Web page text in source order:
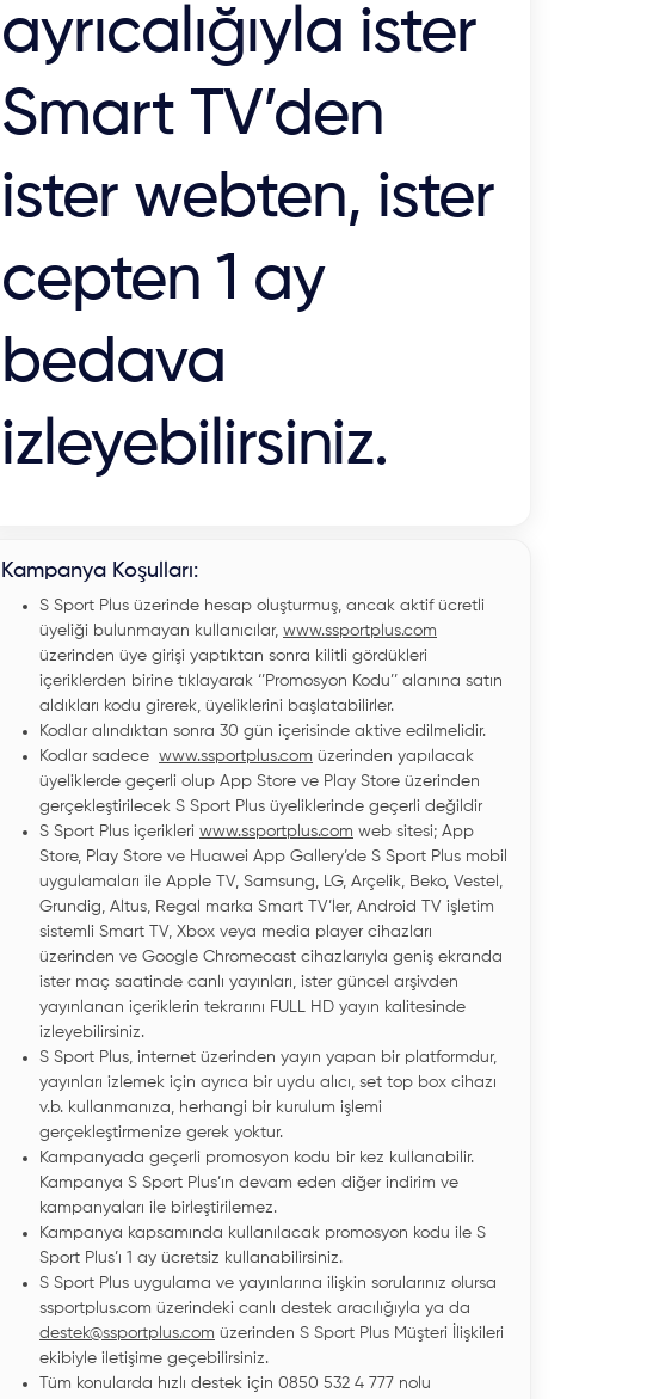
ayrıcalığıyla ister
Smart TV’den
ister webten, ister
cepten 1 ay
bedava
izleyebilirsiniz.
Kampanya Koşulları:
S Sport Plus üzerinde hesap oluşturmuş, ancak aktif ücretli
üyeliği bulunmayan kullanıcılar, www.ssportplus.com
üzerinden üye girişi yaptıktan sonra kilitli gördükleri
içeriklerden birine tıklayarak ‘’Promosyon Kodu’’ alanına satın
aldıkları kodu girerek, üyeliklerini başlatabilirler.
Kodlar alındıktan sonra 30 gün içerisinde aktive edilmelidir.
Kodlar sadece www.ssportplus.com üzerinden yapılacak
üyeliklerde geçerli olup App Store ve Play Store üzerinden
gerçekleştirilecek S Sport Plus üyeliklerinde geçerli değildir
S Sport Plus içerikleri www.ssportplus.com web sitesi; App
Store, Play Store ve Huawei App Gallery’de S Sport Plus mobil
uygulamaları ile Apple TV, Samsung, LG, Arçelik, Beko, Vestel,
Grundig, Altus, Regal marka Smart TV’ler, Android TV işletim
sistemli Smart TV, Xbox veya media player cihazları
üzerinden ve Google Chromecast cihazlarıyla geniş ekranda
ister maç saatinde canlı yayınları, ister güncel arşivden
yayınlanan içeriklerin tekrarını FULL HD yayın kalitesinde
izleyebilirsiniz.
S Sport Plus, internet üzerinden yayın yapan bir platformdur,
yayınları izlemek için ayrıca bir uydu alıcı, set top box cihazı
v.b. kullanmanıza, herhangi bir kurulum işlemi
gerçekleştirmenize gerek yoktur.
Kampanyada geçerli promosyon kodu bir kez kullanabilir.
Kampanya S Sport Plus’ın devam eden diğer indirim ve
kampanyaları ile birleştirilemez.
Kampanya kapsamında kullanılacak promosyon kodu ile S
Sport Plus’ı 1 ay ücretsiz kullanabilirsiniz.
S Sport Plus uygulama ve yayınlarına ilişkin sorularınız olursa
ssportplus.com üzerindeki canlı destek aracılığıyla ya da
destek@ssportplus.com üzerinden S Sport Plus Müşteri İlişkileri
ekibiyle iletişime geçebilirsiniz.
Tüm konularda hızlı destek için 0850 532 4 777 nolu